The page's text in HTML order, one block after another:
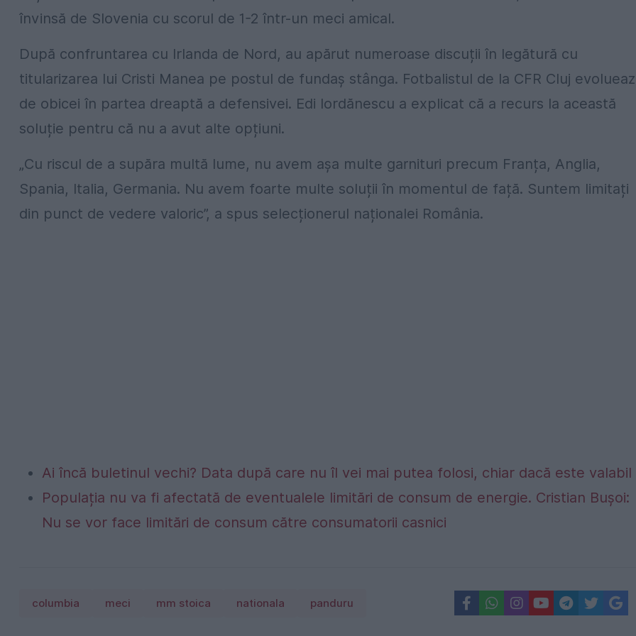
învinsă de Slovenia cu scorul de 1-2 într-un meci amical.
După confruntarea cu Irlanda de Nord, au apărut numeroase discuții în legătură cu
titularizarea lui Cristi Manea pe postul de fundaș stânga. Fotbalistul de la CFR Cluj
de obicei în partea dreaptă a defensivei. Edi Iordănescu a explicat că a recurs la această
soluție pentru că nu a avut alte opțiuni.
„Cu riscul de a supăra multă lume, nu avem așa multe garnituri precum Franța, Anglia,
Spania, Italia, Germania. Nu avem foarte multe soluții în momentul de față. Suntem limitați
din punct de vedere valoric”, a spus selecționerul naționalei România.
Ai încă buletinul vechi? Data după care nu îl vei mai putea folosi, chiar dacă este valabil
Populația nu va fi afectată de eventualele limitări de consum de energie. Cristian Bușoi:
Nu se vor face limitări de consum către consumatorii casnici
columbia meci mm stoica nationala panduru